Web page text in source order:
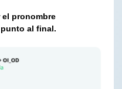
pronombre
al final.